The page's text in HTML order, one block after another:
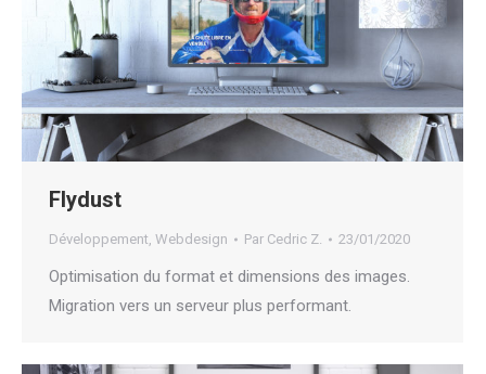
Flydust
Développement, Webdesign Par Cedric Z. 23/01/2020
Optimisation du format et dimensions des images.
Migration vers un serveur plus performant.